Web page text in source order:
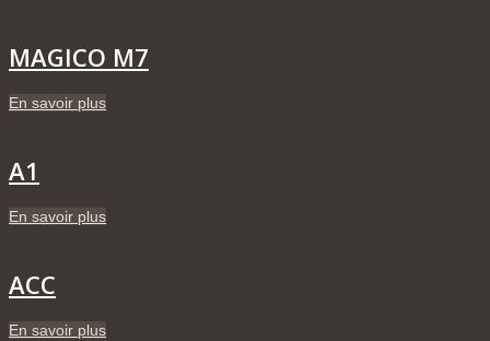
MAGICO M7
En savoir plus
A1
En savoir plus
ACC
En savoir plus